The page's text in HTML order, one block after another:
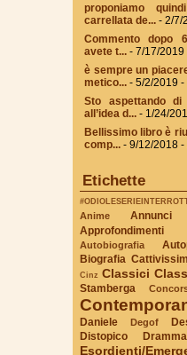
proponiamo
carrellata de... - 2/7/
Commento dopo
avete t... - 7/17/2019
è sempre un
metico... - 5/2/2019 -
Sto aspettando
all’idea d... - 1/24/
Bellissimo libro è
comp... - 9/12/2018 -
Etichette
Anime Annunci
Approfondimenti
Autobiografia
Biografia
Cinz Classici
Stamberga
Daniele Degof
Distopico
Esordienti/